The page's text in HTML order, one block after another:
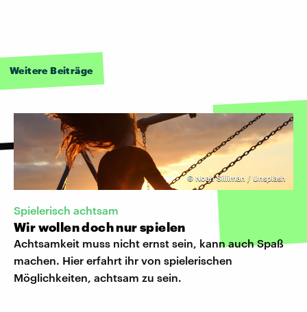
Weitere Beiträge
© Noah Silliman / Unsplash
Spielerisch achtsam
Wir wollen doch nur spielen
Achtsamkeit muss nicht ernst sein, kann auch Spaß
machen. Hier erfahrt ihr von spielerischen
Möglichkeiten, achtsam zu sein.